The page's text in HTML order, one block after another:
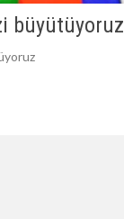
büyütüyoruz